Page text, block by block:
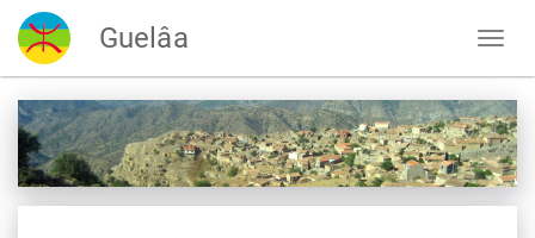
Guelâa